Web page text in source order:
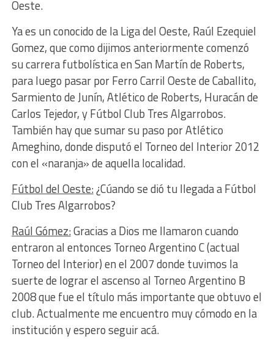
Oeste.
Ya es un conocido de la Liga del Oeste, Raúl Ezequiel
Gomez, que como dijimos anteriormente comenzó
su carrera futbolística en San Martín de Roberts,
para luego pasar por Ferro Carril Oeste de Caballito,
Sarmiento de Junín, Atlético de Roberts, Huracán de
Carlos Tejedor, y Fútbol Club Tres Algarrobos.
También hay que sumar su paso por Atlético
Ameghino, donde disputó el Torneo del Interior 2012
con el «naranja» de aquella localidad.
Fútbol del Oeste:¿Cúando se dió tu llegada a Fútbol
Club Tres Algarrobos?
Raúl Gómez:Gracias a Dios me llamaron cuando
entraron al entonces Torneo Argentino C (actual
Torneo del Interior) en el 2007 donde tuvimos la
suerte de lograr el ascenso al Torneo Argentino B
2008 que fue el título más importante que obtuvo el
club. Actualmente me encuentro muy cómodo en la
institución y espero seguir acá.